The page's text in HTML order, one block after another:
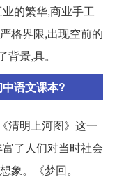
的繁华,商业手工
格界限,出现空前的
景,具。
语文课本?
清明上河图》这一
了人们对当时社会
象。《梦回。